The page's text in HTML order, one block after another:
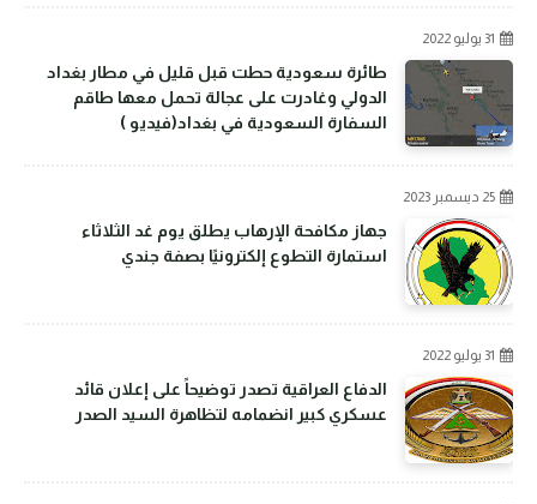
31 يوليو 2022
طائرة سعودية حطت قبل قليل في مطار بغداد
الدولي وغادرت على عجالة تحمل معها طاقم
السفارة السعودية في بغداد(فيديو )
25 ديسمبر 2023
جهاز مكافحة الإرهاب يطلق يوم غد الثلاثاء
استمارة التطوع إلكترونيًا بصفة جندي
31 يوليو 2022
الدفاع العراقية تصدر توضيحاً على إعلان قائد
عسكري كبير انضمامه لتظاهرة السيد الصدر